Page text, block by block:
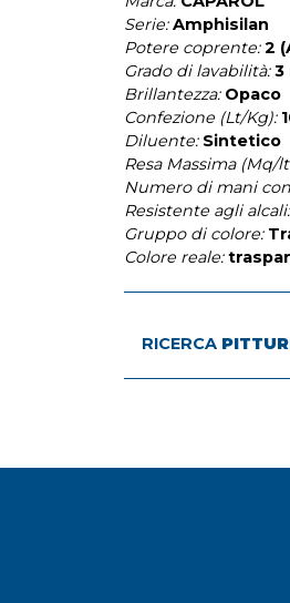
Serie: Amphisilan
Potere coprente: 2
Grado di lavabilità: 3
Brillantezza: Opaco
Confezione (Lt/Kg):
Diluente: Sintetico
Resa Massima (Mq/
Numero di mani
Resistente agli alcali:
Gruppo di colore:
Colore reale:
RICERCA